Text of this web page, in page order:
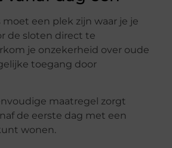
een plek zijn waar je je
de sloten direct te
je onzekerheid over oude
toegang door
maatregel zorgt
de eerste dag met een
wonen.